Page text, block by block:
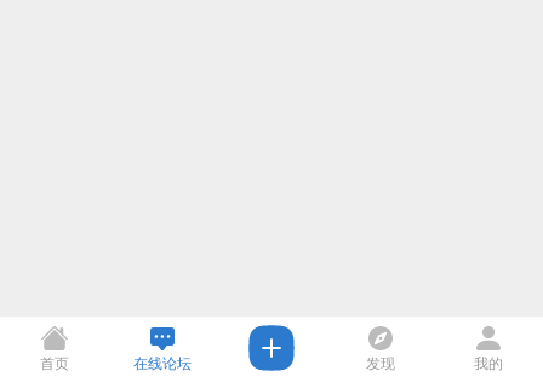
首页 在线论坛 发现 我的